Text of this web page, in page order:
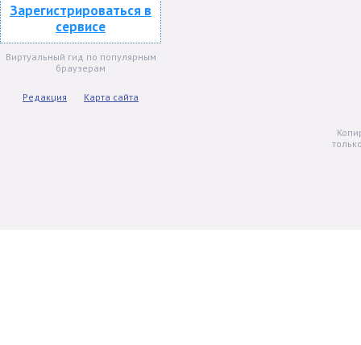
Зарегистрироваться в
сервисе
Виртуальный гид по популярным
браузерам
Редакция Карта сайта